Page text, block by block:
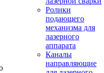
Ролики
подающего
механизма для
лазерного
аппарата
Каналы
направляющие